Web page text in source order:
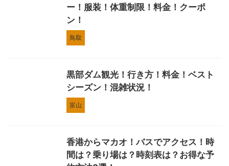
ー！服装！体重制限！料金！クーポ
ン！
鳥取
黒部ダム観光！行き方！料金！ベスト
シーズン！混雑状況！
富山
香港からマカオ！バスでアクセス！時
間は？乗り場は？時刻表は？お得な予